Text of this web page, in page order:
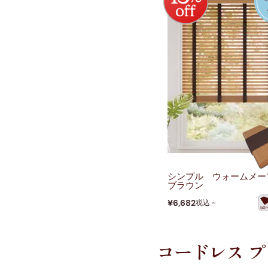
シンプル ウォームメー
ブラウン
¥6,682税込 ~
コードレス